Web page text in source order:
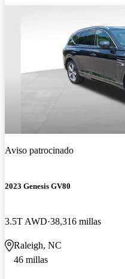
Aviso patrocinado
2023 Genesis GV80
3.5T AWD 38,316 millas
Raleigh, NC
46 millas